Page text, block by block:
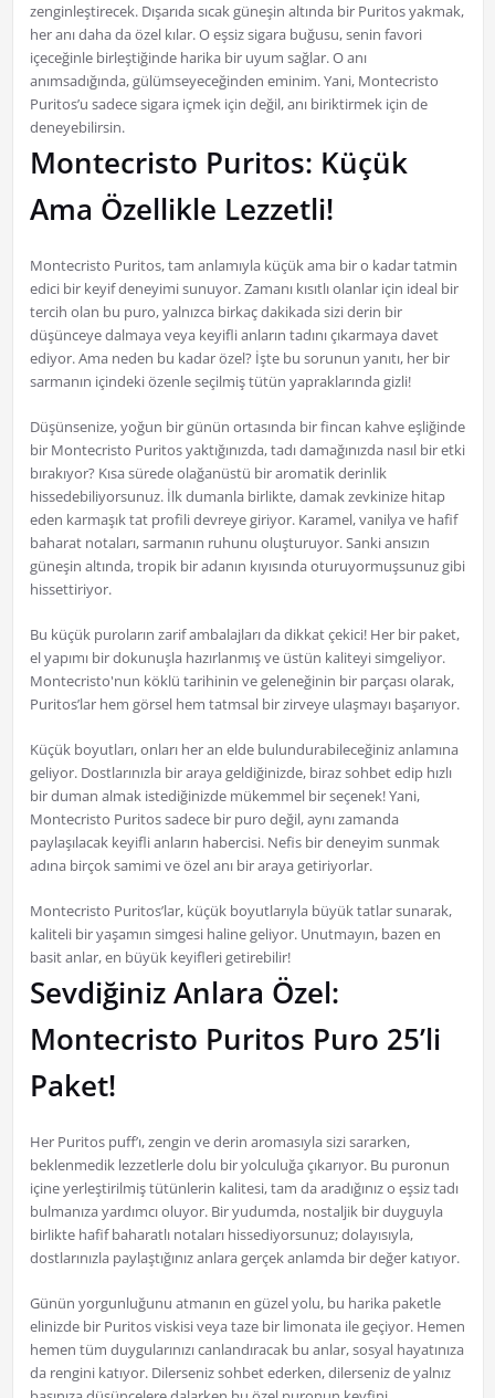
zenginleştirecek. Dışarıda sıcak güneşin altında bir Puritos yakmak,
her anı daha da özel kılar. O eşsiz sigara buğusu, senin favori
içeceğinle birleştiğinde harika bir uyum sağlar. O anı
anımsadığında, gülümseyeceğinden eminim. Yani, Montecristo
Puritos’u sadece sigara içmek için değil, anı biriktirmek için de
deneyebilirsin.
Montecristo Puritos: Küçük
Ama Özellikle Lezzetli!
Montecristo Puritos, tam anlamıyla küçük ama bir o kadar tatmin
edici bir keyif deneyimi sunuyor. Zamanı kısıtlı olanlar için ideal bir
tercih olan bu puro, yalnızca birkaç dakikada sizi derin bir
düşünceye dalmaya veya keyifli anların tadını çıkarmaya davet
ediyor. Ama neden bu kadar özel? İşte bu sorunun yanıtı, her bir
sarmanın içindeki özenle seçilmiş tütün yapraklarında gizli!
Düşünsenize, yoğun bir günün ortasında bir fincan kahve eşliğinde
bir Montecristo Puritos yaktığınızda, tadı damağınızda nasıl bir etki
bırakıyor? Kısa sürede olağanüstü bir aromatik derinlik
hissedebiliyorsunuz. İlk dumanla birlikte, damak zevkinize hitap
eden karmaşık tat profili devreye giriyor. Karamel, vanilya ve hafif
baharat notaları, sarmanın ruhunu oluşturuyor. Sanki ansızın
güneşin altında, tropik bir adanın kıyısında oturuyormuşsunuz gibi
hissettiriyor.
Bu küçük puroların zarif ambalajları da dikkat çekici! Her bir paket,
el yapımı bir dokunuşla hazırlanmış ve üstün kaliteyi simgeliyor.
Montecristo'nun köklü tarihinin ve geleneğinin bir parçası olarak,
Puritos’lar hem görsel hem tatmsal bir zirveye ulaşmayı başarıyor.
Küçük boyutları, onları her an elde bulundurabileceğiniz anlamına
geliyor. Dostlarınızla bir araya geldiğinizde, biraz sohbet edip hızlı
bir duman almak istediğinizde mükemmel bir seçenek! Yani,
Montecristo Puritos sadece bir puro değil, aynı zamanda
paylaşılacak keyifli anların habercisi. Nefis bir deneyim sunmak
adına birçok samimi ve özel anı bir araya getiriyorlar.
Montecristo Puritos’lar, küçük boyutlarıyla büyük tatlar sunarak,
kaliteli bir yaşamın simgesi haline geliyor. Unutmayın, bazen en
basit anlar, en büyük keyifleri getirebilir!
Sevdiğiniz Anlara Özel:
Montecristo Puritos Puro 25’li
Paket!
Her Puritos puff’ı, zengin ve derin aromasıyla sizi sararken,
beklenmedik lezzetlerle dolu bir yolculuğa çıkarıyor. Bu puronun
içine yerleştirilmiş tütünlerin kalitesi, tam da aradığınız o eşsiz tadı
bulmanıza yardımcı oluyor. Bir yudumda, nostaljik bir duyguyla
birlikte hafif baharatlı notaları hissediyorsunuz; dolayısıyla,
dostlarınızla paylaştığınız anlara gerçek anlamda bir değer katıyor.
Günün yorgunluğunu atmanın en güzel yolu, bu harika paketle
elinizde bir Puritos viskisi veya taze bir limonata ile geçiyor. Hemen
hemen tüm duygularınızı canlandıracak bu anlar, sosyal hayatınıza
da rengini katıyor. Dilerseniz sohbet ederken, dilerseniz de yalnız